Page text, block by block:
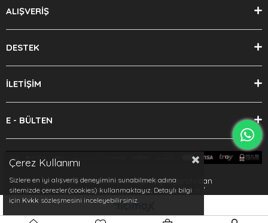
ALIŞVERİŞ
DESTEK
İLETİŞİM
E - BÜLTEN
Bu sitenin kurulumuKeyo Digital
tarafından
yapılmıştır.https://www.dmsauto.com.tr/
Çerez Kullanımı
Sizlere en iyi alışveriş deneyimini sunabilmek adına
sitemizde çerezler(cookies) kullanmaktayız. Detaylı bilgi
için Kvkk sözleşmesini inceleyebilirsiniz.